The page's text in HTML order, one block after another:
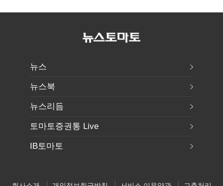
뉴스
뉴스북
뉴스리듬
토마토증권통 Live
IB토마토